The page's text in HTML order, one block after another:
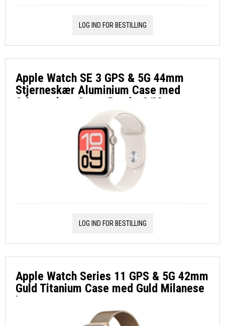
LOG IND FOR BESTILLING
Apple Watch SE 3 GPS & 5G 44mm
Stjerneskær Aluminium Case med
Stjerneskær Sport Band - S/M
LOG IND FOR BESTILLING
Apple Watch Series 11 GPS & 5G 42mm
Guld Titanium Case med Guld Milanese
Loop